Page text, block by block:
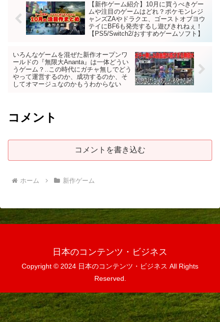
【新作ゲーム紹介】10月に買うべきゲー
ムや注目のゲームはどれ？ポケモンレジ
ャンズZAやドラクエ、ゴーストオブヨウ
テイにBF6も発売するし遊びきれねぇ！
【PS5/Switch2/おすすめゲームソフト】
いろんなゲームを混ぜた新作オープンワ
ールドの『無限大Ananta』は一体どうい
うゲーム？..この時代にガチャ無しでどう
やって運営するのか、成功するのか、そ
してオマージュなのかもうわからない
コメント
コメントを書き込む
ホーム 新作ゲーム
日本のコンテンツ・ビジネス
Copyright © 2024 日本のコンテンツ・ビジネス All Rights
Reserved.